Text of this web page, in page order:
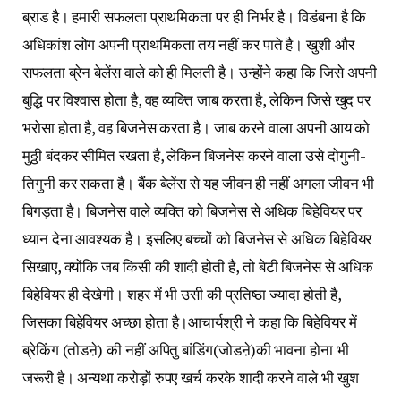
ब्राड है। हमारी सफलता प्राथमिकता पर ही निर्भर है। विडंबना है कि
अधिकांश लोग अपनी प्राथमिकता तय नहीं कर पाते है। खुशी और
सफलता ब्रेन बेलेंस वाले को ही मिलती है। उन्होंने कहा कि जिसे अपनी
बुद्धि पर विश्वास होता है, वह व्यक्ति जाब करता है, लेकिन जिसे खुद पर
भरोसा होता है, वह बिजनेस करता है। जाब करने वाला अपनी आय को
मुठ्ठी बंदकर सीमित रखता है, लेकिन बिजनेस करने वाला उसे दोगुनी-
तिगुनी कर सकता है। बैंक बेलेंस से यह जीवन ही नहीं अगला जीवन भी
बिगड़ता है। बिजनेस वाले व्यक्ति को बिजनेस से अधिक बिहेवियर पर
ध्यान देना आवश्यक है। इसलिए बच्चों को बिजनेस से अधिक बिहेवियर
सिखाए, क्योंकि जब किसी की शादी होती है, तो बेटी बिजनेस से अधिक
बिहेवियर ही देखेगी। शहर में भी उसी की प्रतिष्ठा ज्यादा होती है,
जिसका बिहेवियर अच्छा होता है।आचार्यश्री ने कहा कि बिहेवियर में
ब्रेकिंग (तोडऩे) की नहीं अपितु बांडिंग(जोडऩे)की भावना होना भी
जरूरी है। अन्यथा करोड़ों रुपए खर्च करके शादी करने वाले भी खुश